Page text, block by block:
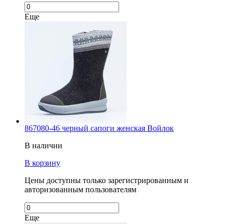
Еще
867080-46 черный сапоги женская Войлок
В наличии
В корзину
Цены доступны только зарегистрированным и
авторизованным пользователям
Еще